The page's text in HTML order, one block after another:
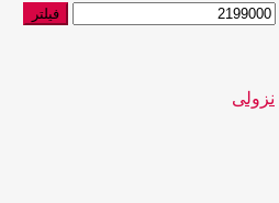
حداکثر
فیلتر
نزولی